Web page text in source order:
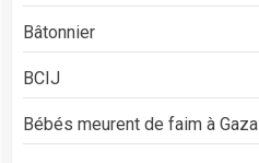
Bâtonnier
BCIJ
Bébés meurent de faim à Gaza